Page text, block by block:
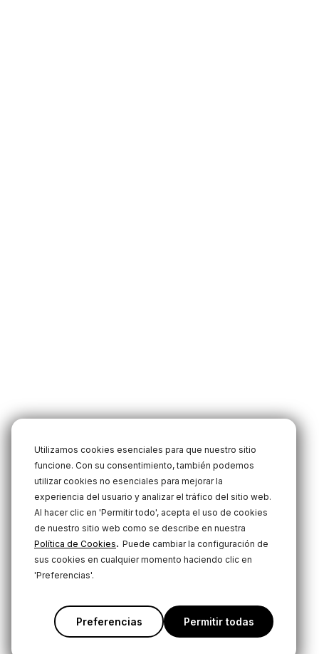
Utilizamos cookies esenciales para que nuestro sitio
funcione. Con su consentimiento, también podemos
utilizar cookies no esenciales para mejorar la
experiencia del usuario y analizar el tráfico del sitio web.
Al hacer clic en 'Permitir todo', acepta el uso de cookies
de nuestro sitio web como se describe en nuestra
Política de Cookies. Puede cambiar la configuración de
sus cookies en cualquier momento haciendo clic en
'Preferencias'.
Preferencias Permitir todas